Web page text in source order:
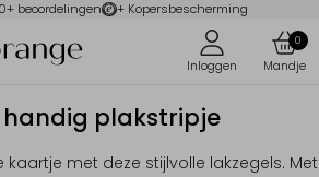
+ beoordelingen + Kopersbescherming
0
handig plakstripje
kaartje met deze stijlvolle lakzegels. Met